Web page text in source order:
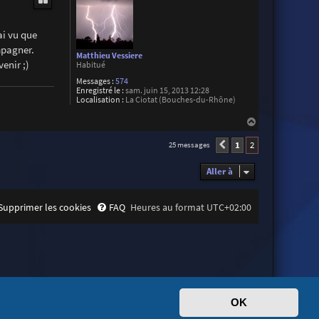
OK
Matthieu Vessiere
Habitué
Messages : 574
Enregistré le : sam. juin 15, 2013 12:28
Localisation : La Ciotat (Bouches-du-Rhône)
vu que
;)
a
t
25 messages Précédente
1 2
Aller à
Heures au format UTC+02:00
FAQ
les cookies